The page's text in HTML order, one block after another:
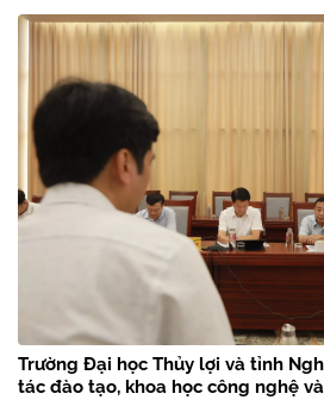
Trường Đại học Thủy lợi và tỉnh
tác đào tạo, khoa học công nghệ